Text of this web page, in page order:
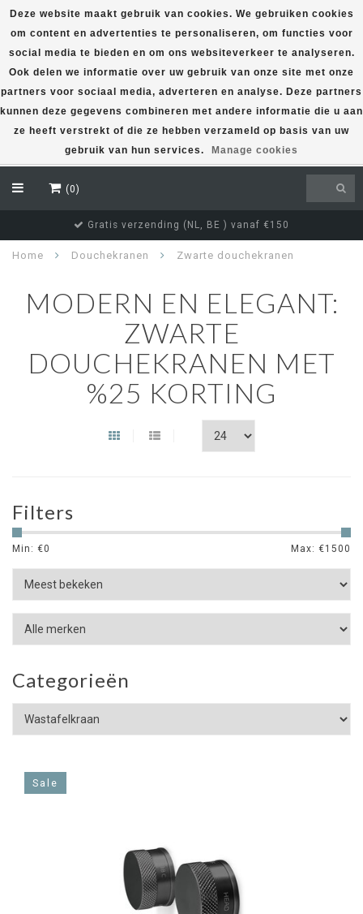
(0)
Gratis verzending (NL, BE ) vanaf €150
Home Douchekranen Zwarte douchekranen
MODERN EN ELEGANT:
ZWARTE
DOUCHEKRANEN MET
%25 KORTING
Filters
Min: €0 Max: €1500
Categorieën
Sale
Deze website maakt gebruik van cookies. We gebruiken cookies
om content en advertenties te personaliseren, om functies voor
social media te bieden en om ons websiteverkeer te analyseren.
Ook delen we informatie over uw gebruik van onze site met onze
partners voor sociaal media, adverteren en analyse. Deze partners
kunnen deze gegevens combineren met andere informatie die u aan
ze heeft verstrekt of die ze hebben verzameld op basis van uw
gebruik van hun services.
Manage cookies